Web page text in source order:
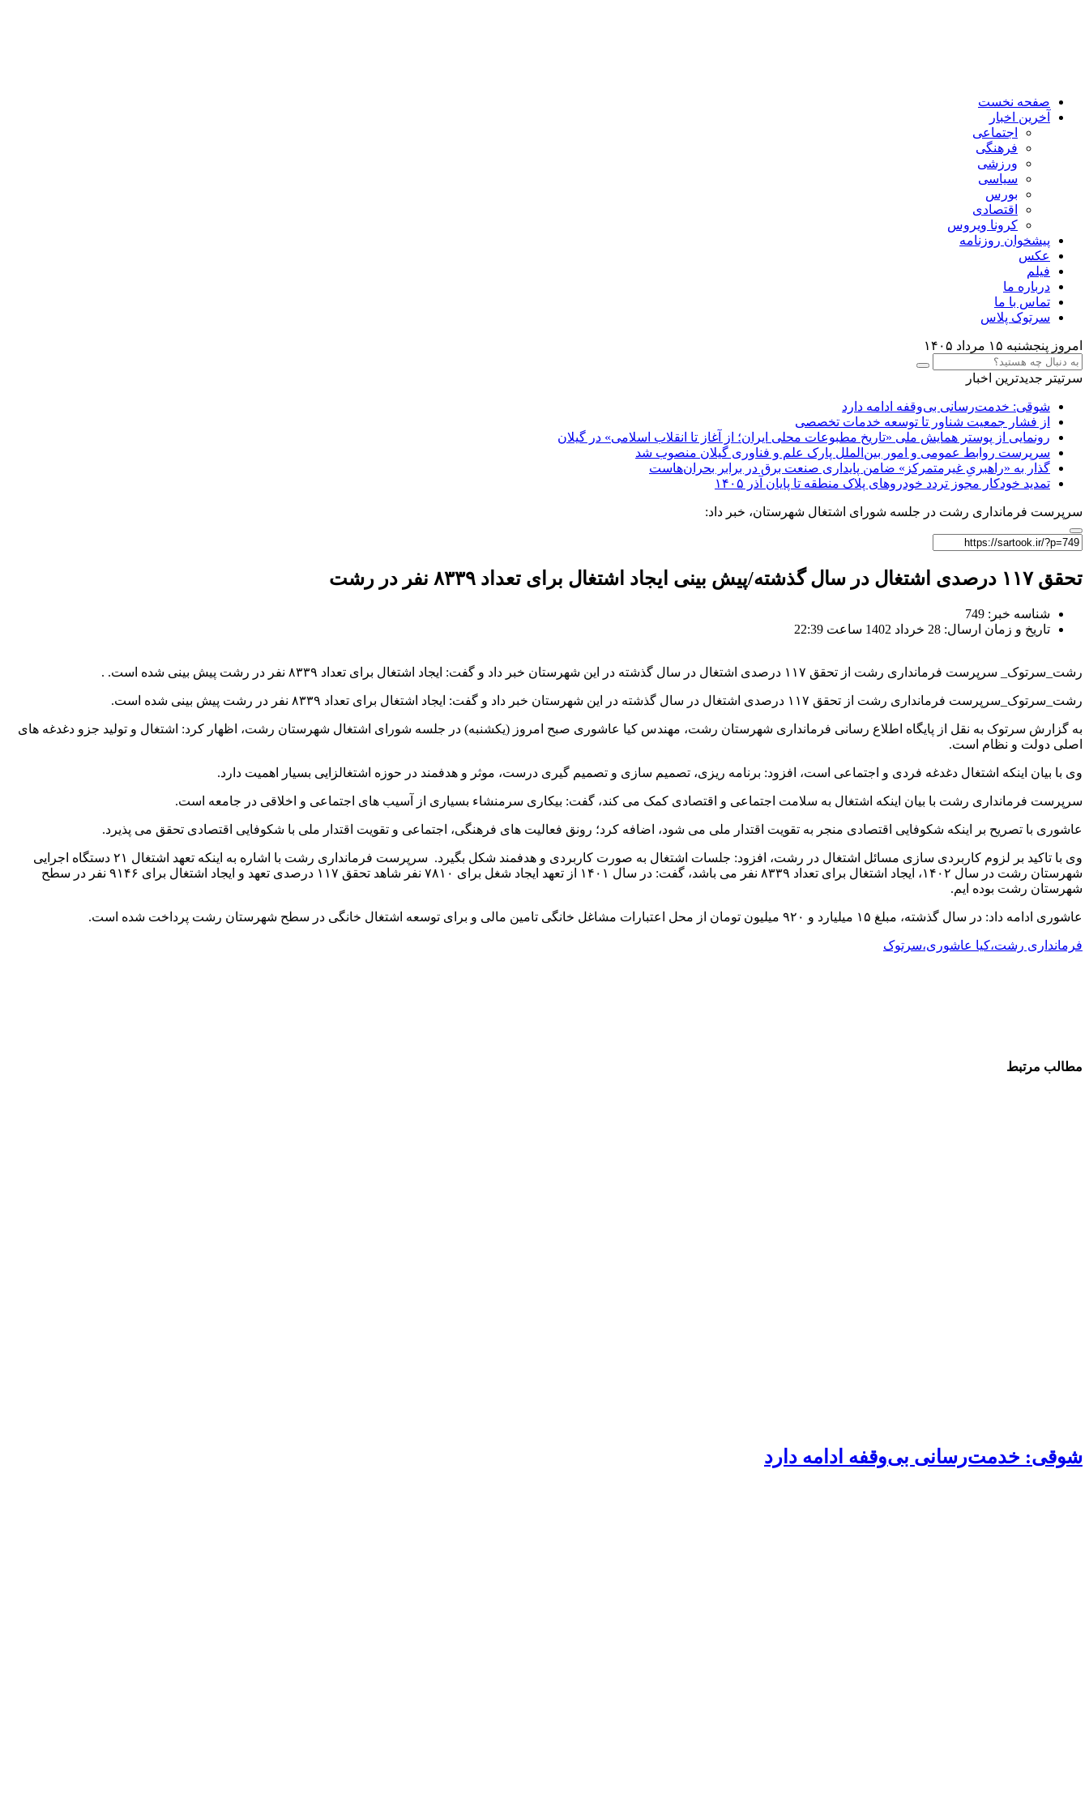
صفحه نخست
آخرین اخبار
اجتماعی
فرهنگی
ورزشی
سیاسی
بورس
اقتصادی
کرونا ویروس
پیشخوان روزنامه
عکس
فیلم
درباره ما
تماس با ما
سرتوک پلاس
امروز پنجشنبه ۱۵ مرداد ۱۴۰۵
سرتیتر جدیدترین اخبار
شوقی: خدمت‌رسانی بی‌وقفه ادامه دارد
از فشار جمعیت شناور تا توسعه خدمات تخصصی
رونمایی از پوستر همایش ملی «تاریخ مطبوعات محلی ایران؛ از آغاز تا انقلاب اسلامی» در گیلان
سرپرست روابط عمومی و امور بین‌الملل پارک علم و فناوری گیلان منصوب شد
گذار به «راهبریِ غیرمتمرکز» ضامن پایداری صنعت برق در برابر بحران‌هاست
تمدید خودکار مجوز تردد خودروهای پلاک منطقه تا پایان آذر ۱۴۰۵
سرپرست فرمانداری رشت در جلسه شورای اشتغال شهرستان، خبر داد:
تحقق ۱۱۷ درصدی اشتغال در سال گذشته/پیش بینی ایجاد اشتغال برای تعداد ۸۳۳۹ نفر در رشت
شناسه خبر: 749
تاریخ و زمان ارسال: 28 خرداد 1402 ساعت 22:39
رشت_سرتوک_ سرپرست فرمانداری رشت از تحقق ۱۱۷ درصدی اشتغال در سال گذشته در این شهرستان خبر داد و گفت: ایجاد اشتغال برای تعداد ۸۳۳۹ نفر در رشت پیش بینی شده است. .
رشت_سرتوک_سرپرست فرمانداری رشت از تحقق ۱۱۷ درصدی اشتغال در سال گذشته در این شهرستان خبر داد و گفت: ایجاد اشتغال برای تعداد ۸۳۳۹ نفر در رشت پیش بینی شده است.
به گزارش سرتوک به نقل از پایگاه اطلاع رسانی فرمانداری شهرستان رشت، مهندس کیا عاشوری صبح امروز (یکشنبه) در جلسه شورای اشتغال شهرستان رشت، اظهار کرد: اشتغال و تولید جزو دغدغه های
اصلی دولت و نظام است.
وی با بیان اینکه اشتغال دغدغه فردی و اجتماعی است، افزود: برنامه ریزی، تصمیم سازی و تصمیم گیری درست، موثر و هدفمند در حوزه اشتغالزایی بسیار اهمیت دارد.
سرپرست فرمانداری رشت با بیان اینکه اشتغال به سلامت اجتماعی و اقتصادی کمک می کند، گفت: بیکاری سرمنشاء بسیاری از آسیب های اجتماعی و اخلاقی در جامعه است.
عاشوری با تصریح بر اینکه شکوفایی اقتصادی منجر به تقویت اقتدار ملی می شود، اضافه کرد؛ رونق فعالیت های فرهنگی، اجتماعی و تقویت اقتدار ملی با شکوفایی اقتصادی تحقق می پذیرد.
وی با تاکید بر لزوم کاربردی سازی مسائل اشتغال در رشت، افزود: جلسات اشتغال به صورت کاربردی و هدفمند شکل بگیرد. سرپرست فرمانداری رشت با اشاره به اینکه تعهد اشتغال ۲۱ دستگاه اجرایی
شهرستان رشت در سال ۱۴۰۲، ایجاد اشتغال برای تعداد ۸۳۳۹ نفر می باشد، گفت: در سال ۱۴۰۱ از تعهد ایجاد شغل برای ۷۸۱۰ نفر شاهد تحقق ۱۱۷ درصدی تعهد و ایجاد اشتغال برای ۹۱۴۶ نفر در سطح
شهرستان رشت بوده ایم.
عاشوری ادامه داد: در سال گذشته، مبلغ ۱۵ میلیارد و ۹۲۰ میلیون تومان از محل اعتبارات مشاغل خانگی تامین مالی و برای توسعه اشتغال خانگی در سطح شهرستان رشت پرداخت شده است.
فرمانداری رشت،کیا عاشوری،سرتوک
مطالب مرتبط
شوقی: خدمت‌رسانی بی‌وقفه ادامه دارد